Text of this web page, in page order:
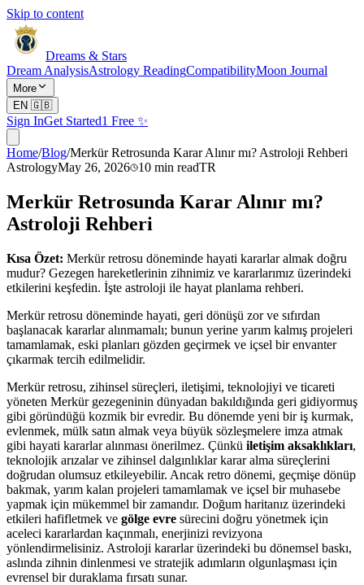
Skip to content
Dreams & Stars
Dream AnalysisAstrology ReadingCompatibilityMoon Journal
More
EN 🇬🇧
Sign InGet Started1 Free ✨
Home/Blog/Merkür Retrosunda Karar Alınır mı? Astroloji Rehberi
AstrologyMay 26, 2026 10 min readTR
Merkür Retrosunda Karar Alınır mı?
Astroloji Rehberi
Kısa Özet: Merkür retrosu döneminde hayati kararlar almak doğru
mudur? Gezegen hareketlerinin zihnimiz ve kararlarımız üzerindeki
etkilerini keşfedin. İşte astroloji ile hayat planlama rehberi.
Merkür retrosu döneminde hayati, geri dönüşü zor ve sıfırdan
başlanacak kararlar alınmamalı; bunun yerine yarım kalmış projeleri
tamamlamak, eski planları gözden geçirmek ve içsel bir envanter
çıkarmak tercih edilmelidir.
Merkür retrosu, zihinsel süreçleri, iletişimi, teknolojiyi ve ticareti
yöneten Merkür gezegeninin dünyadan bakıldığında geri gidiyormuş
gibi göründüğü kozmik bir evredir. Bu dönemde yeni bir iş kurmak,
evlenmek, mülk satın almak veya büyük sözleşmelere imza atmak
gibi hayati kararlar alınması önerilmez. Çünkü iletişim aksaklıkları,
teknolojik arızalar ve zihinsel dalgınlıklar karar alma süreçlerini
doğrudan olumsuz etkileyebilir. Ancak retro dönemi, geçmişe dönüp
bakmak, yarım kalan projeleri tamamlamak ve içsel bir muhasebe
yapmak için mükemmel bir zamandır. Doğum haritanız üzerindeki
etkileri hafifletmek ve gölge evre sürecini doğru yönetmek için
aceleci kararlardan kaçınmalı, enerjinizi revizyona
yönlendirmelisiniz. Astroloji kararlar üzerindeki bu dönemsel baskı,
aslında zihnin dinlenmesi ve stratejik adımların olgunlaşması için
evrensel bir duraklama fırsatı sunar.